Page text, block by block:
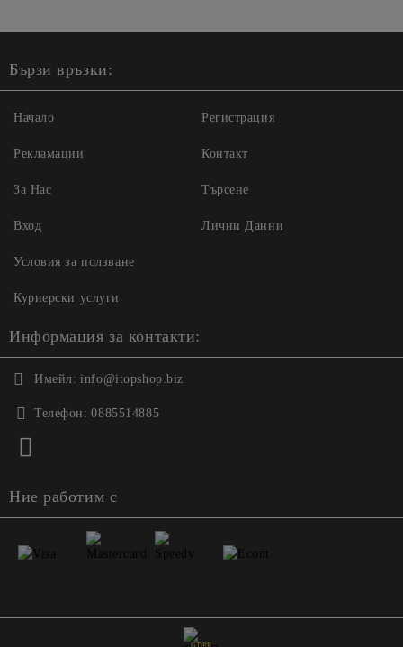
Бързи връзки:
Начало
Рекламации
За Нас
Вход
Регистрация
Контакт
Търсене
Лични Данни
Условия за ползване
Куриерски услуги
Информация за контакти:
Имейл: info@itopshop.biz
Телефон: 0885514885
Ние работим с
GDPR